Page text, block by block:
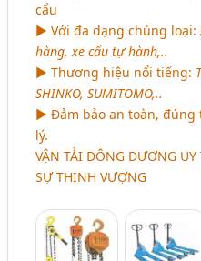
cẩu
► Với đa dạng chủng loại:
hàng, xe cẩu tự hành,..
► Thương hiệu nổi tiếng:
SHINKO, SUMITOMO,..
► Đảm bảo an toàn, đúng
lý.
VẬN TẢI ĐÔNG DƯƠNG
SỰ THỊNH VƯỢNG